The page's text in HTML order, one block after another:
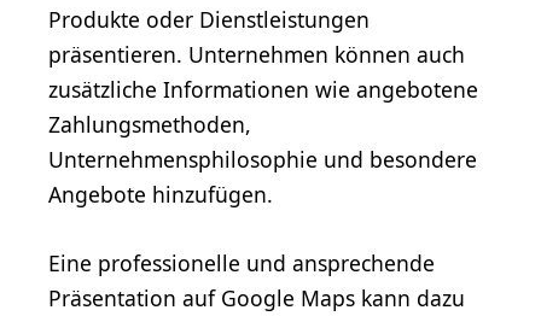
Produkte oder Dienstleistungen
präsentieren. Unternehmen können auch
zusätzliche Informationen wie angebotene
Zahlungsmethoden,
Unternehmensphilosophie und besondere
Angebote hinzufügen.
Eine professionelle und ansprechende
Präsentation auf Google Maps kann dazu